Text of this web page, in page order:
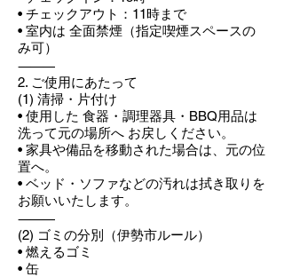
• チェックアウト：11時まで
• 室内は 全面禁煙（指定喫煙スペースの
み可）
⸻
2. ご使用にあたって
(1) 清掃・片付け
• 使用した 食器・調理器具・BBQ用品は
洗って元の場所へ お戻しください。
• 家具や備品を移動された場合は、元の位
置へ。
• ベッド・ソファなどの汚れは拭き取りを
お願いいたします。
⸻
(2) ゴミの分別（伊勢市ルール）
• 燃えるゴミ
• 缶